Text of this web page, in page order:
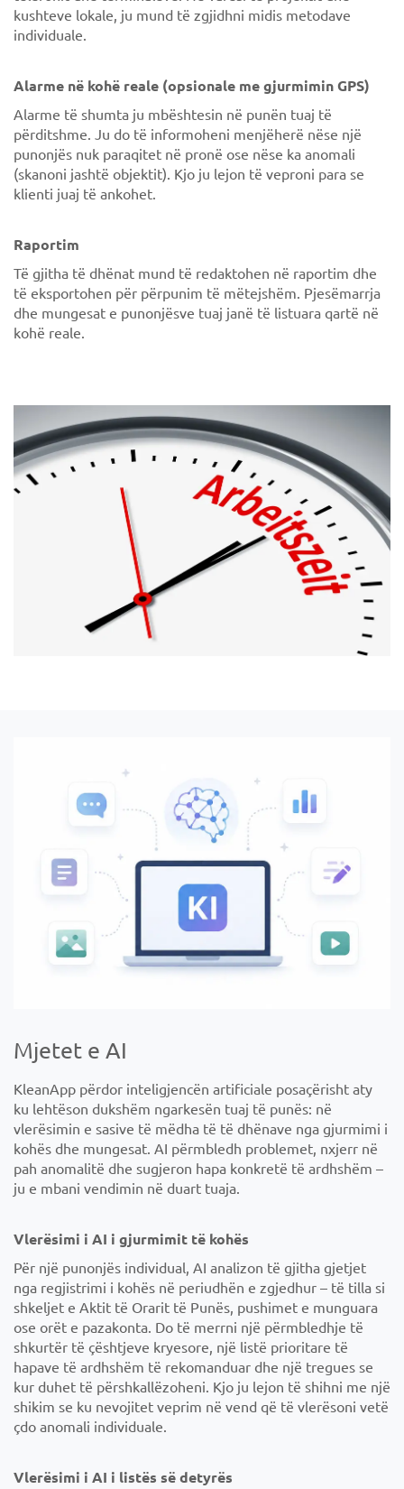
kushteve lokale, ju mund të zgjidhni midis metodave
individuale.
Alarme në kohë reale (opsionale me gjurmimin GPS)
Alarme të shumta ju mbështesin në punën tuaj të
përditshme. Ju do të informoheni menjëherë nëse një
punonjës nuk paraqitet në pronë ose nëse ka anomali
(skanoni jashtë objektit). Kjo ju lejon të veproni para se
klienti juaj të ankohet.
Raportim
Të gjitha të dhënat mund të redaktohen në raportim dhe
të eksportohen për përpunim të mëtejshëm. Pjesëmarrja
dhe mungesat e punonjësve tuaj janë të listuara qartë në
kohë reale.
Mjetet e AI
KleanApp përdor inteligjencën artificiale posaçërisht aty
ku lehtëson dukshëm ngarkesën tuaj të punës: në
vlerësimin e sasive të mëdha të të dhënave nga gjurmimi i
kohës dhe mungesat. AI përmbledh problemet, nxjerr në
pah anomalitë dhe sugjeron hapa konkretë të ardhshëm –
ju e mbani vendimin në duart tuaja.
Vlerësimi i AI i gjurmimit të kohës
Për një punonjës individual, AI analizon të gjitha gjetjet
nga regjistrimi i kohës në periudhën e zgjedhur – të tilla si
shkeljet e Aktit të Orarit të Punës, pushimet e munguara
ose orët e pazakonta. Do të merrni një përmbledhje të
shkurtër të çështjeve kryesore, një listë prioritare të
hapave të ardhshëm të rekomanduar dhe një tregues se
kur duhet të përshkallëzoheni. Kjo ju lejon të shihni me një
shikim se ku nevojitet veprim në vend që të vlerësoni vetë
çdo anomali individuale.
Vlerësimi i AI i listës së detyrës